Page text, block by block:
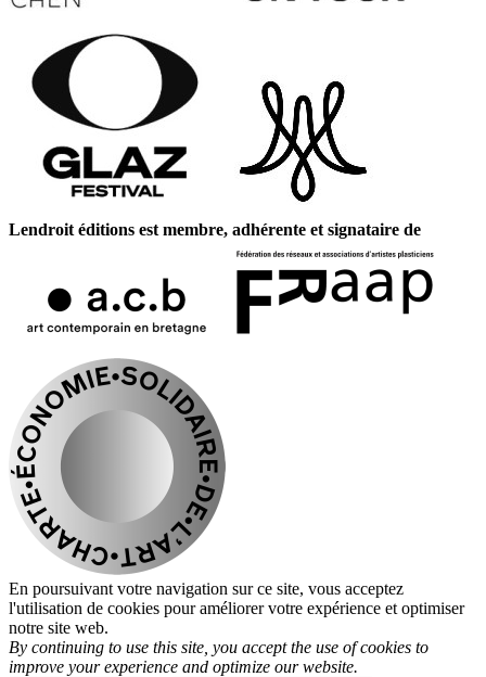
Lendroit éditions est membre, adhérente et signataire de
En poursuivant votre navigation sur ce site, vous acceptez
l'utilisation de cookies pour améliorer votre expérience et optimiser
notre site web.
By continuing to use this site, you accept the use of cookies to
improve your experience and optimize our website.